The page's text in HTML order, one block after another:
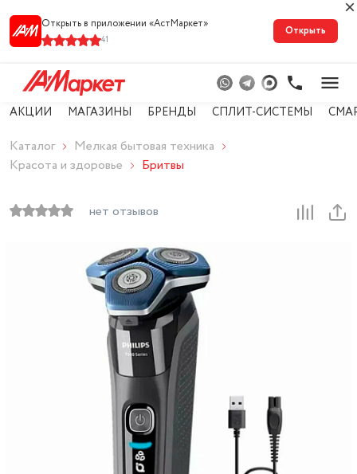
Открыть в приложении «АстМарке‪т‬»
41
Открыть
АКЦИИ МАГАЗИНЫ БРЕНДЫ СПЛИТ-СИСТЕМЫ
Каталог
Мелкая бытовая техника
Красота и здоровье
Бритвы
нет отзывов